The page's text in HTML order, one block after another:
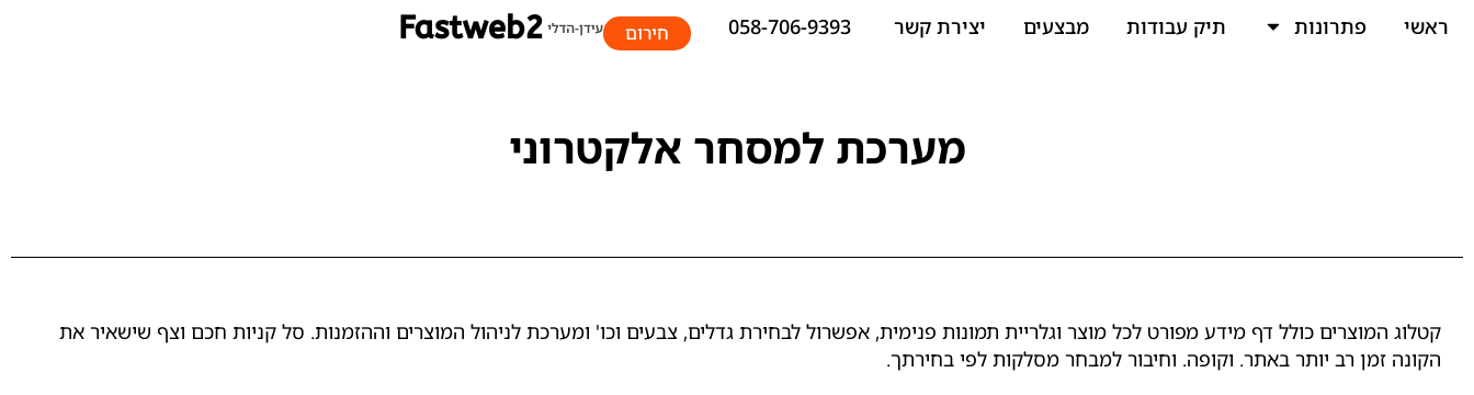
ראשי פתרונות תיק עבודות מבצעים יצירת קשר חירום
מערכת למסחר אלקטרוני
קטלוג המוצרים כולל דף מידע מפורט לכל מוצר וגלריית תמונות פנימית, אפשרול לבחירת גדלים, צבעים וכו' ומערכת לניהול המוצרים וההזמנות. סל קניות חכם וצף שישאיר את
הקונה זמן רב יותר באתר. וקופה. וחיבור למבחר מסלקות לפי בחירתך.